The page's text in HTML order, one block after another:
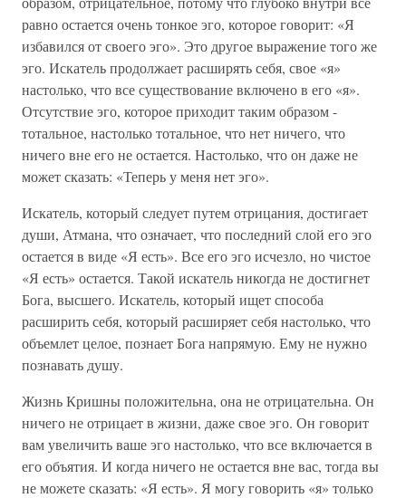
равно остается очень тонкое эго, которое говорит: «Я
избавился от своего эго». Это другое выражение того же
эго. Искатель продолжает расширять себя, свое «я»
настолько, что все существование включено в его «я».
Отсутствие эго, которое приходит таким образом -
тотальное, настолько тотальное, что нет ничего, что
ничего вне его не остается. Настолько, что он даже не
может сказать: «Теперь у меня нет эго».
Искатель, который следует путем отрицания, достигает
души, Атмана, что означает, что последний слой его эго
остается в виде «Я есть». Все его эго исчезло, но чистое
«Я есть» остается. Такой искатель никогда не достигнет
Бога, высшего. Искатель, который ищет способа
расширить себя, который расширяет себя настолько, что
объемлет целое, познает Бога напрямую. Ему не нужно
познавать душу.
Жизнь Кришны положительна, она не отрицательна. Он
ничего не отрицает в жизни, даже свое эго. Он говорит
вам увеличить ваше эго настолько, что все включается в
его объятия. И когда ничего не остается вне вас, тогда вы
не можете сказать: «Я есть». Я могу говорить «я» только